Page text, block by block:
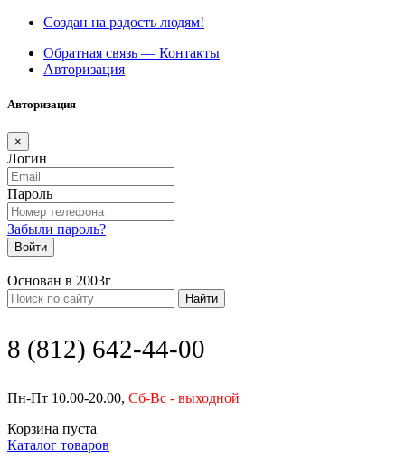
Создан на радость людям!
Обратная связь — Контакты
Авторизация
Авторизация
×
Логин
Пароль
Забыли пароль?
Войти
Основан в 2003г
Найти
8 (812) 642-44-00
Пн-Пт 10.00-20.00, Сб-Вс - выходной
Корзина пуста
Каталог товаров